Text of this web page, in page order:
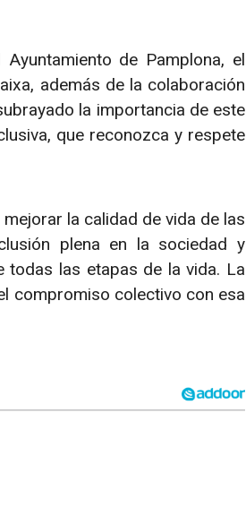
de Pamplona, el
además de la colaboración
la importancia de este
que reconozca y respete
la calidad de vida de las
plena en la sociedad y
todas las etapas de la vida. La
compromiso colectivo con esa